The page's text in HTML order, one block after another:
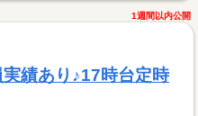
1週間以内公開
実績あり♪17時台定時